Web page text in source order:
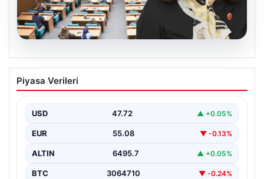
05.08.2026
Üsküdar Belediyesi’nde başkanvekili
Sibel Tan Çetinkaya oldu
Piyasa Verileri
USD 47.72 ▲ +0.05%
EUR 55.08 ▼ -0.13%
ALTIN 6495.7 ▲ +0.05%
BTC 3064710 ▼ -0.24%